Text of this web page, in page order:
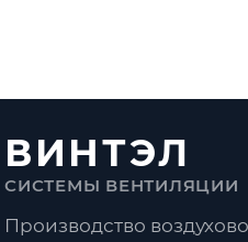
ВИНТЭЛ
СИСТЕМЫ ВЕНТИЛЯЦИИ
Производство